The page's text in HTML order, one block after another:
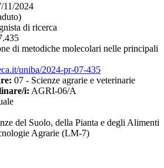
11/2024
di ricerca
di metodiche molecolari nelle principali
uniba/2024-pr-07-435
07 - Scienze agrarie e veterinarie
i: AGRI-06/A
del Suolo, della Pianta e degli Alimenti
Agrarie (LM-7)